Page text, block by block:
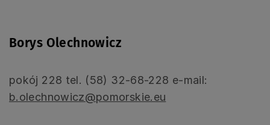
Borys Olechnowicz
pokój 228 tel. (58) 32-68-228 e-mail:
b.olechnowicz@pomorskie.eu